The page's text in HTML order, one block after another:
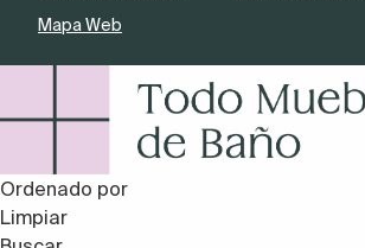
Mapa Web
Ordenado por
Limpiar